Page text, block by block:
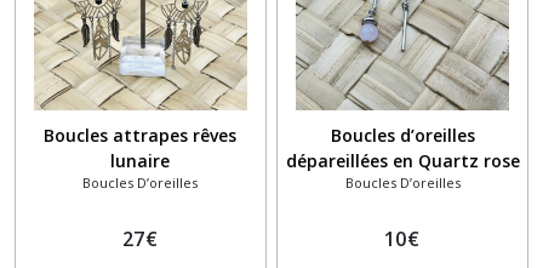
Boucles attrapes rêves
lunaire
Boucles D’oreilles
27€
Boucles d’oreilles
dépareillées en Quartz rose
Boucles D’oreilles
10€